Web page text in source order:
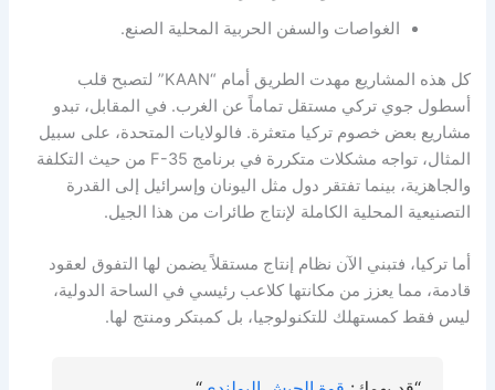
الغواصات والسفن الحربية المحلية الصنع.
كل هذه المشاريع مهدت الطريق أمام “KAAN” لتصبح قلب
أسطول جوي تركي مستقل تماماً عن الغرب. في المقابل، تبدو
مشاريع بعض خصوم تركيا متعثرة. فالولايات المتحدة، على سبيل
المثال، تواجه مشكلات متكررة في برنامج F-35 من حيث التكلفة
والجاهزية، بينما تفتقر دول مثل اليونان وإسرائيل إلى القدرة
التصنيعية المحلية الكاملة لإنتاج طائرات من هذا الجيل.
أما تركيا، فتبني الآن نظام إنتاج مستقلاً يضمن لها التفوق لعقود
قادمة، مما يعزز من مكانتها كلاعب رئيسي في الساحة الدولية،
ليس فقط كمستهلك للتكنولوجيا، بل كمبتكر ومنتج لها.